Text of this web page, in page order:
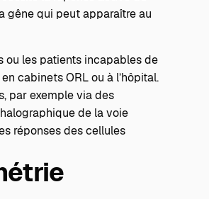
gêne qui peut apparaître au
ou les patients incapables de
cabinets ORL ou à l’hôpital.
par exemple via des
de la voie
réponses des cellules